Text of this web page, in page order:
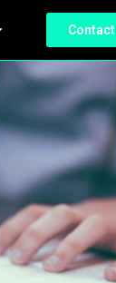
Contact